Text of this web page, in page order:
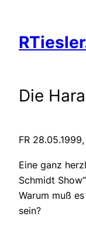
springen
Die
FR
Eine ganz
Schmidt
Warum muß
sein?